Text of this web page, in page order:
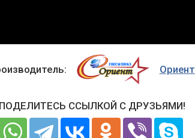
Ориент
ПОДЕЛИТЕСЬ ССЫЛКОЙ С ДРУЗЬЯМИ!